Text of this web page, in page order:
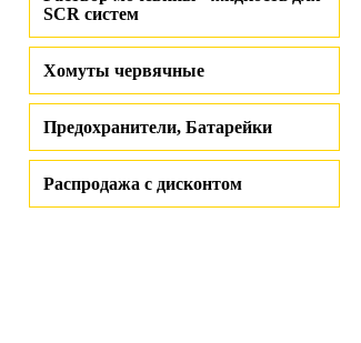
SCR систем
Хомуты червячные
Предохранители, Батарейки
Распродажа с дисконтом